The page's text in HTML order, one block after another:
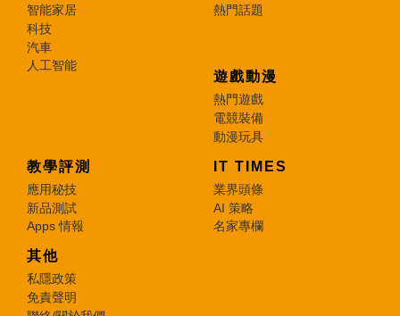
智能家居
科技
汽車
人工智能
熱門話題
遊戲動漫
熱門遊戲
電競裝備
動漫玩具
教學評測
應用秘技
新品測試
Apps 情報
IT TIMES
業界頭條
AI 策略
名家專欄
其他
私隱政策
免責聲明